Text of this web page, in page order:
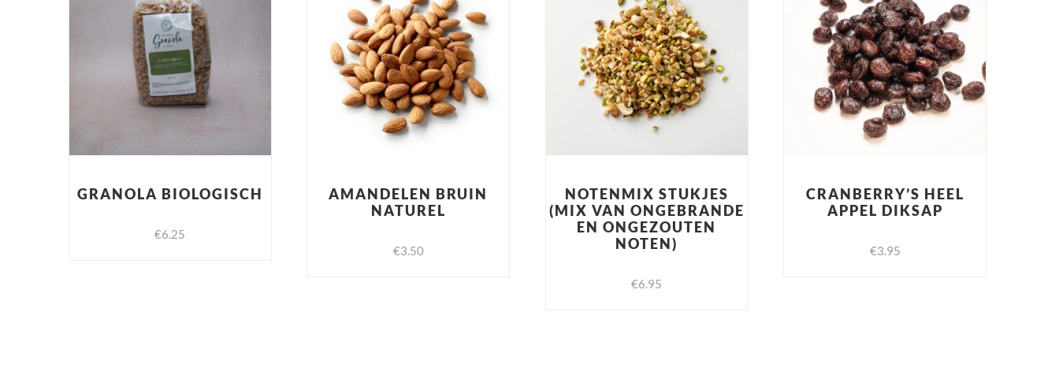
GRANOLA BIOLOGISCH
€6.25
AMANDELEN BRUIN
NATUREL
€3.50
NOTENMIX STUKJES
(MIX VAN ONGEBRANDE
EN ONGEZOUTEN
NOTEN)
€6.95
CRANBERRY’S HEEL
APPEL DIKSAP
€3.95